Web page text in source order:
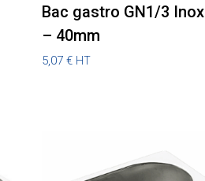
Bac gastro GN1/3 Inox
– 40mm
5,07€ HT